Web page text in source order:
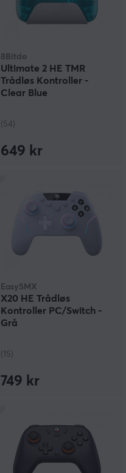
8Bitdo
Ultimate 2 HE TMR
Trådløs Kontroller -
Clear Blue
(54)
649 kr
EasySMX
X20 HE Trådløs
Kontroller PC/Switch -
Grå
(15)
749 kr